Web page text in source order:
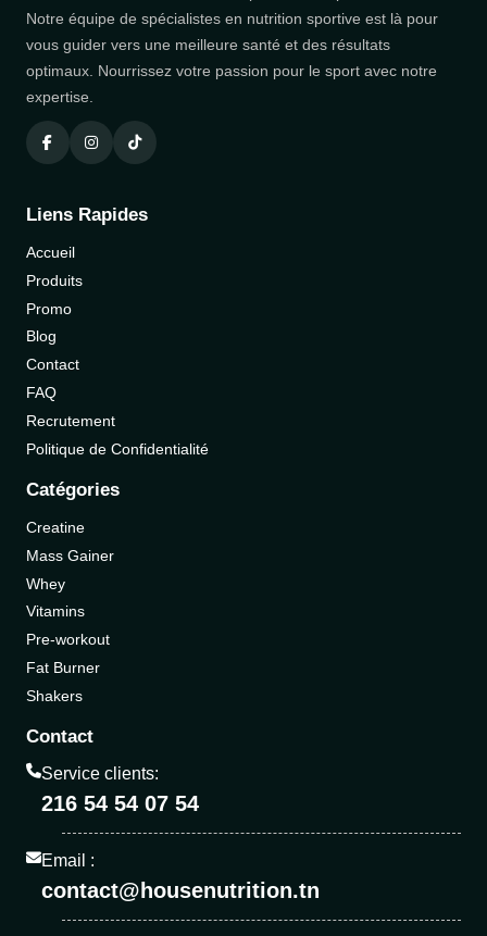
Notre équipe de spécialistes en nutrition sportive est là pour
vous guider vers une meilleure santé et des résultats
optimaux. Nourrissez votre passion pour le sport avec notre
expertise.
Liens Rapides
Accueil
Produits
Promo
Blog
Contact
FAQ
Recrutement
Politique de Confidentialité
Catégories
Creatine
Mass Gainer
Whey
Vitamins
Pre-workout
Fat Burner
Shakers
Contact
Service clients:
216 54 54 07 54
Email :
contact@housenutrition.tn